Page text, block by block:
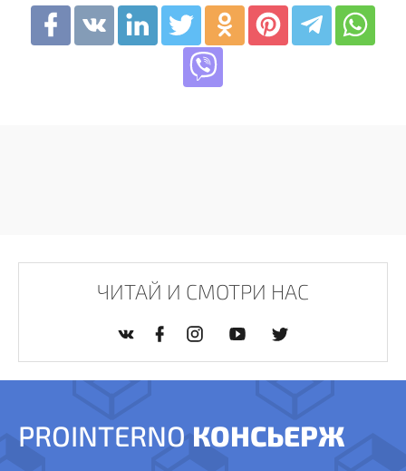
ЧИТАЙ И СМОТРИ НАС
PROINTERNO КОНСЬЕРЖ